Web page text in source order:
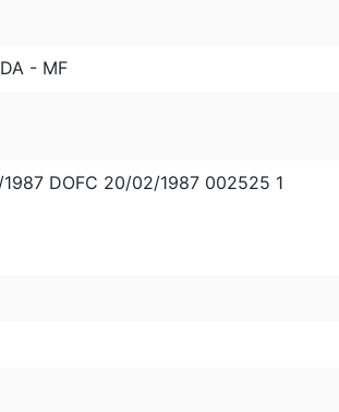
- MF
DOFC 20/02/1987 002525 1